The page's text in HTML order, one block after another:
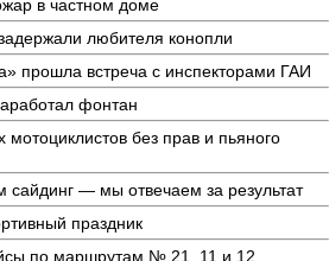
в частном доме
любителя конопли
прошла встреча с инспекторами ГАИ
фонтан
без прав и пьяного
— мы отвечаем за результат
праздник
по маршрутам № 21, 11 и 12